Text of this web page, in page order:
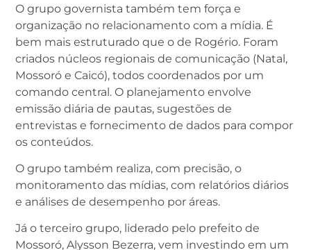
O grupo governista também tem força e
organização no relacionamento com a mídia. É
bem mais estruturado que o de Rogério. Foram
criados núcleos regionais de comunicação (Natal,
Mossoró e Caicó), todos coordenados por um
comando central. O planejamento envolve
emissão diária de pautas, sugestões de
entrevistas e fornecimento de dados para compor
os conteúdos.
O grupo também realiza, com precisão, o
monitoramento das mídias, com relatórios diários
e análises de desempenho por áreas.
Já o terceiro grupo, liderado pelo prefeito de
Mossoró, Alysson Bezerra, vem investindo em um